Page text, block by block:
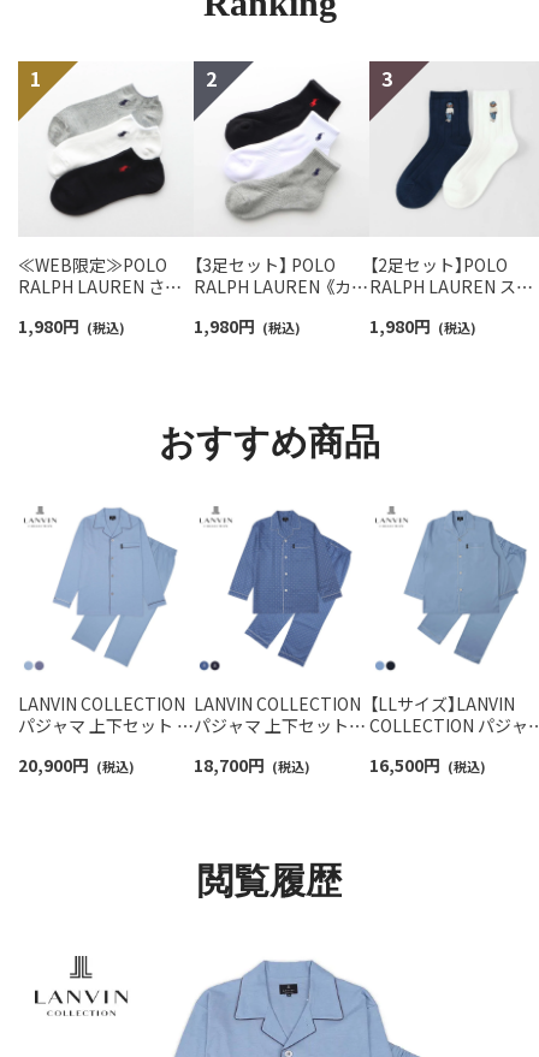
≪WEB限定≫POLO
RALPH LAUREN さら
スニーカー丈ソックス
1,980円 (税込)
【3足セット】 POLO
RALPH LAUREN 《カラ
ンポイントソックス シ
1,980円 (税込)
【2足セット】POLO
RALPH LAUREN スタ
ロベア オーガニック
1,980円 (税込)
おすすめ商品
LANVIN COLLECTION
パジャマ 上下セット 綿
バーズアイ 長袖 長丈パ
20,900円 (税込)
LANVIN COLLECTION
パジャマ 上下セット
リント 日本製 長袖 長
18,700円 (税込)
【LLサイズ】LANVIN
COLLECTION パジャ
無地 長袖 長丈パンツ
16,500円 (税込)
閲覧履歴